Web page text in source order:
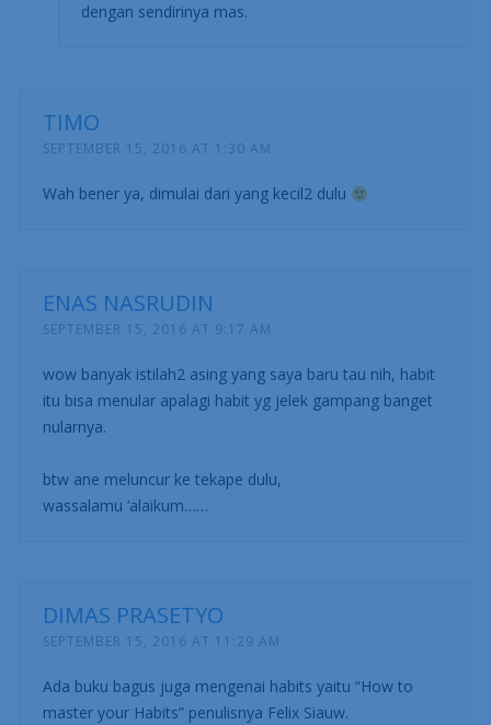
dengan sendirinya mas.
TIMO
SEPTEMBER 15, 2016 AT 1:30 AM
Wah bener ya, dimulai dari yang kecil2 dulu
ENAS NASRUDIN
SEPTEMBER 15, 2016 AT 9:17 AM
wow banyak istilah2 asing yang saya baru tau nih, habit
itu bisa menular apalagi habit yg jelek gampang banget
nularnya.
btw ane meluncur ke tekape dulu,
wassalamu ‘alaikum……
DIMAS PRASETYO
SEPTEMBER 15, 2016 AT 11:29 AM
Ada buku bagus juga mengenai habits yaitu “How to
master your Habits” penulisnya Felix Siauw.